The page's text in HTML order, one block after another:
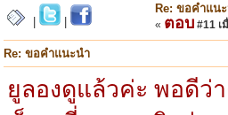
Re: ขอคำแน
« ตอบ #11 เ
Re: ขอคำแนะนำ
ยูลองดูแล้วค่ะ พอดีว่